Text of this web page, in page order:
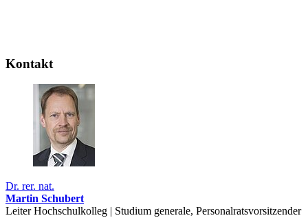
Kontakt
Dr. rer. nat.
Martin Schubert
Leiter Hochschulkolleg | Studium generale, Personalratsvorsitzender